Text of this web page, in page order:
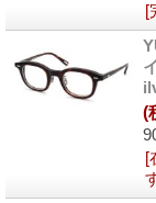
[
(
[